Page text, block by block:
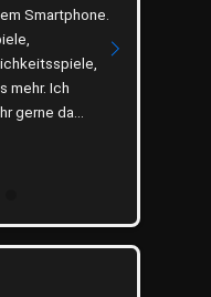
Smartphone.
mehr. Ich
gerne da...